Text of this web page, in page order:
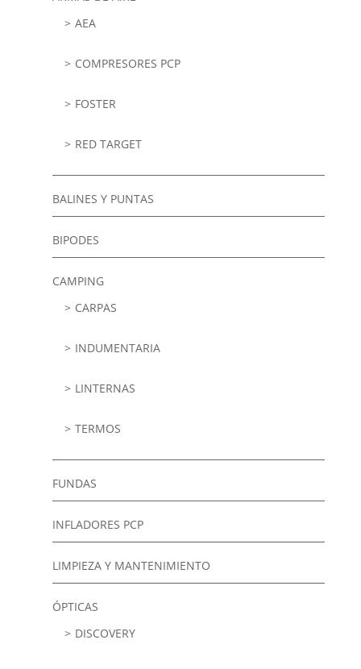
AEA
COMPRESORES PCP
FOSTER
RED TARGET
BALINES Y PUNTAS
BIPODES
CAMPING
CARPAS
INDUMENTARIA
LINTERNAS
TERMOS
FUNDAS
INFLADORES PCP
LIMPIEZA Y MANTENIMIENTO
ÓPTICAS
DISCOVERY